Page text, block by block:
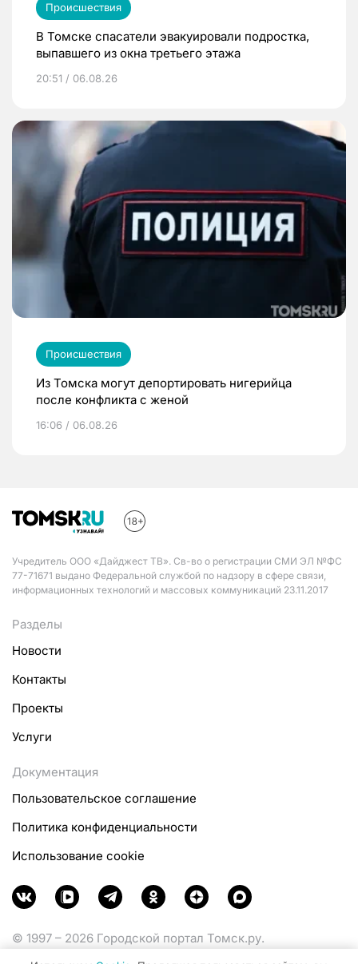
Происшествия
В Томске спасатели эвакуировали подростка,
выпавшего из окна третьего этажа
20:51 / 06.08.26
Происшествия
Из Томска могут депортировать нигерийца
после конфликта с женой
16:06 / 06.08.26
Учредитель ООО «Дайджест ТВ». Св-во о регистрации СМИ ЭЛ №ФС
77-71671 выдано Федеральной службой по надзору в сфере связи,
информационных технологий и массовых коммуникаций 23.11.2017
Разделы
Новости
Контакты
Проекты
Услуги
Документация
Пользовательское соглашение
Политика конфиденциальности
Использование cookie
© 1997 – 2026 Городской портал Томск.ру.